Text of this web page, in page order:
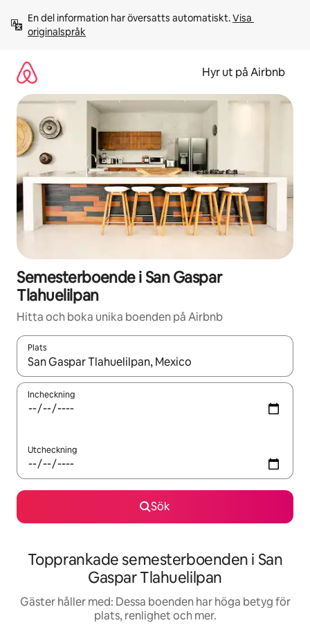
innehåll
En del information har översatts automatiskt. Visa
originalspråk
Hyr ut på Airbnb
Semesterboende i San Gaspar
Tlahuelilpan
Hitta och boka unika boenden på Airbnb
Plats
När resultaten är tillgängliga kan du navigera med upp- och
Incheckning
Utcheckning
Sök
Topprankade semesterboenden i San
Gaspar Tlahuelilpan
Gäster håller med: Dessa boenden har höga betyg för
plats, renlighet och mer.